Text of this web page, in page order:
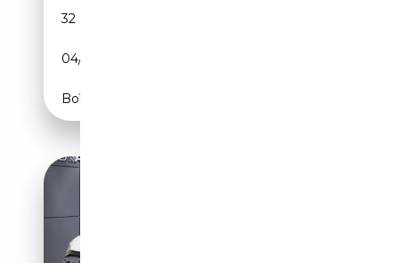
32 803 km
04/2024
Boîte automatique